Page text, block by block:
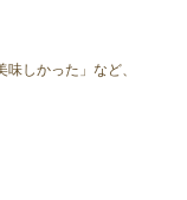
しかった」など、